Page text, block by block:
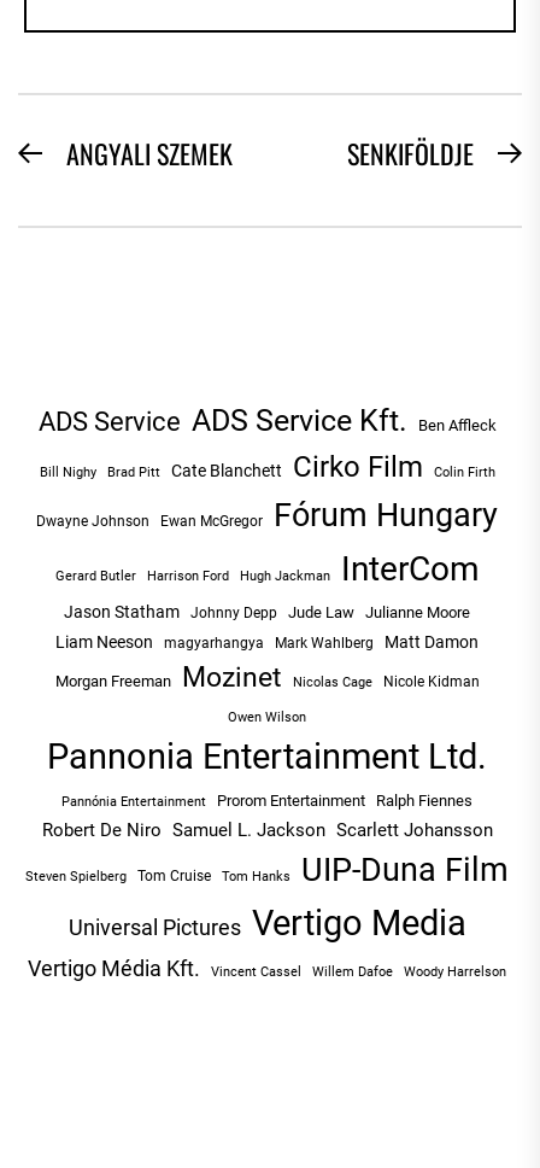
BEJEGYZÉS
PreviousANGYALI SZEMEK SENKIFÖLDJE
ADS Service ADS Service Kft. Ben Affleck
Bill Nighy Brad Pitt Cate Blanchett Cirko Film Colin Firth
Dwayne Johnson Ewan McGregor Fórum Hungary
Gerard Butler Harrison Ford Hugh Jackman InterCom
Jason Statham Johnny Depp Jude Law Julianne Moore
Liam Neeson magyarhangya Mark Wahlberg Matt Damon
Morgan Freeman Mozinet Nicolas Cage Nicole Kidman
Owen Wilson
Pannonia Entertainment Ltd.
Pannónia Entertainment Prorom Entertainment Ralph Fiennes
Robert De Niro Samuel L. Jackson Scarlett Johansson
Steven Spielberg Tom Cruise Tom Hanks UIP-Duna Film
Universal Pictures Vertigo Media
Vertigo Média Kft. Vincent Cassel Willem Dafoe Woody Harrelson